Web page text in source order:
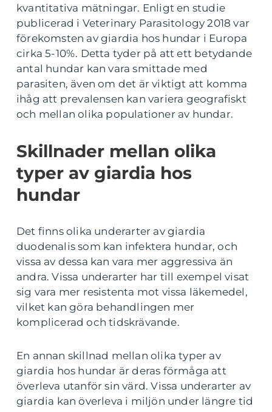
kvantitativa mätningar. Enligt en studie
publicerad i Veterinary Parasitology 2018 var
förekomsten av giardia hos hundar i Europa
cirka 5-10%. Detta tyder på att ett betydande
antal hundar kan vara smittade med
parasiten, även om det är viktigt att komma
ihåg att prevalensen kan variera geografiskt
och mellan olika populationer av hundar.
Skillnader mellan olika
typer av giardia hos
hundar
Det finns olika underarter av giardia
duodenalis som kan infektera hundar, och
vissa av dessa kan vara mer aggressiva än
andra. Vissa underarter har till exempel visat
sig vara mer resistenta mot vissa läkemedel,
vilket kan göra behandlingen mer
komplicerad och tidskrävande.
En annan skillnad mellan olika typer av
giardia hos hundar är deras förmåga att
överleva utanför sin värd. Vissa underarter av
giardia kan överleva i miljön under längre tid